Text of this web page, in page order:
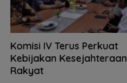
Komisi IV Terus Perkuat
Kebijakan Kesejahteraan
Rakyat